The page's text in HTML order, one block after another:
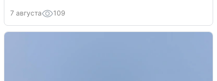
7 августа 109